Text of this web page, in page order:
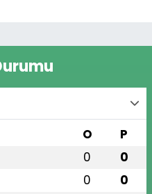
O P
0 0
0 0